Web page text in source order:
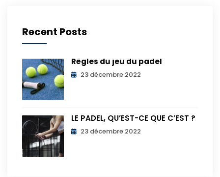
Recent Posts
Règles du jeu du padel
23 décembre 2022
LE PADEL, QU’EST-CE QUE C’EST ?
23 décembre 2022